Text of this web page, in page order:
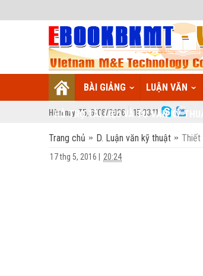
BÀI GIẢNG LUẬN VĂN
HỖ TRỢ TÀI LIỆU VÀ TƯ VẤN KỸ
Hôm nay: T5, 6/08/2026 15:03:12
Trang chủ D. Luận văn kỹ thuật Thiết
17 thg 5, 2016 20:24